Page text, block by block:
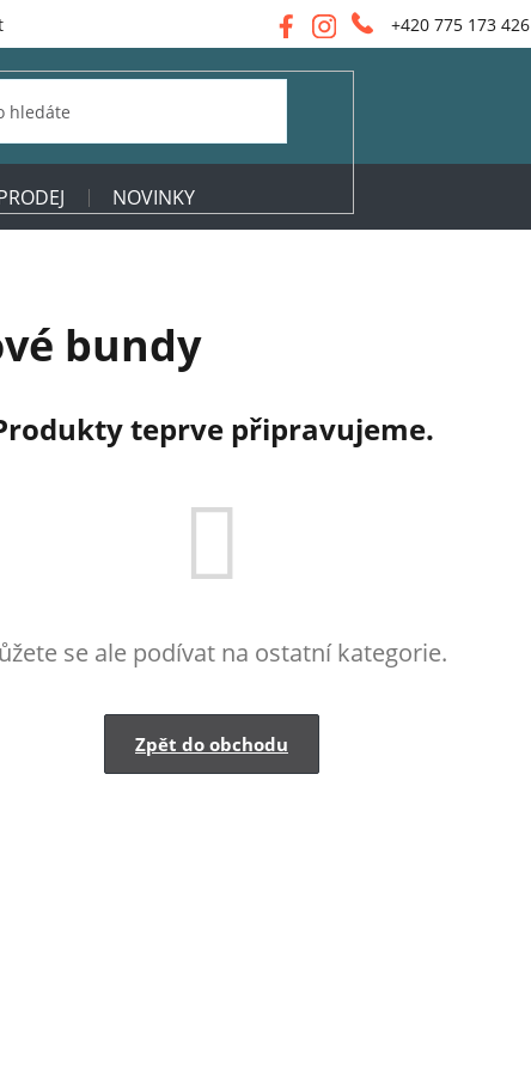
+420 775 173 426
NOVINKY
bundy
teprve připravujeme.
se ale podívat na ostatní kategorie.
Zpět do obchodu